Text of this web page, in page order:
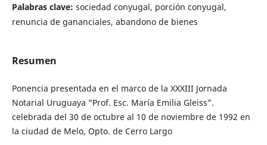
Palabras clave: sociedad conyugal, porción conyugal,
renuncia de gananciales, abandono de bienes
Resumen
Ponencia presentada en el marco de la XXXIII Jornada
Notarial Uruguaya "Prof. Esc. María Emilia Gleiss".
celebrada del 30 de octubre al 10 de noviembre de 1992 en
la ciudad de Melo, Opto. de Cerro Largo